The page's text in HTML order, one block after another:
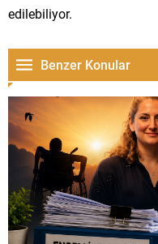
edilebiliyor.
Benzer Konular